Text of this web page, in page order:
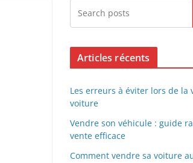
Articles récents
Les erreurs à éviter lors de la
voiture
Vendre son véhicule : guide
vente efficace
Comment vendre sa voiture